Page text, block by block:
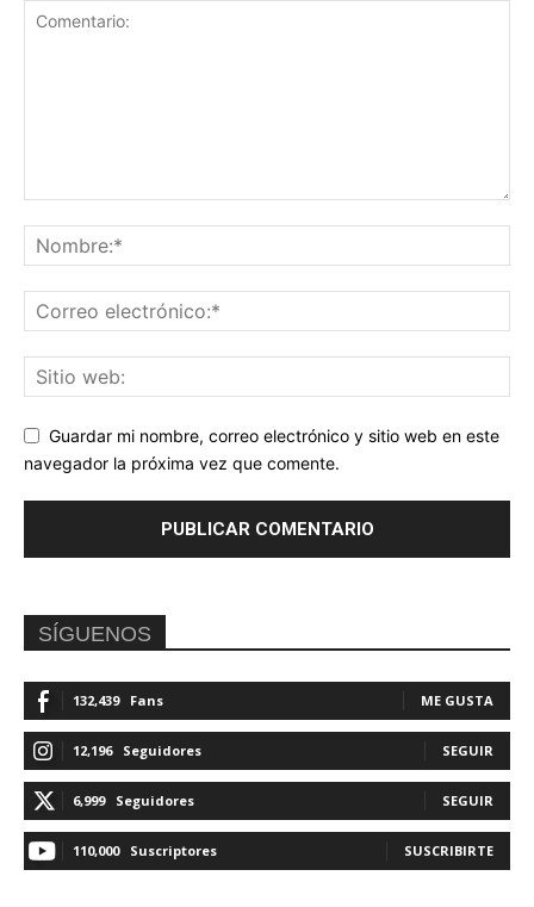
Guardar mi nombre, correo electrónico y sitio web en este
navegador la próxima vez que comente.
SÍGUENOS
132,439 Fans ME GUSTA
12,196 Seguidores SEGUIR
6,999 Seguidores SEGUIR
110,000 Suscriptores SUSCRIBIRTE